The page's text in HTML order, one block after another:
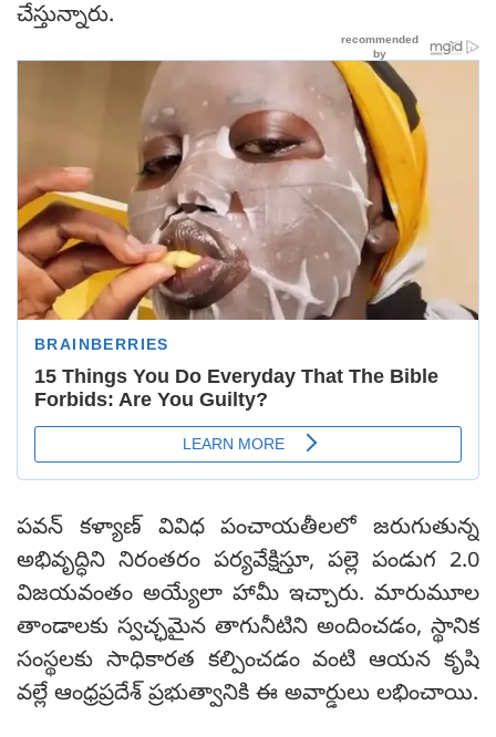
చేస్తున్నారు.
పవన్ కళ్యాణ్ వివిధ పంచాయతీలలో జరుగుతున్న
అభివృద్ధిని నిరంతరం పర్యవేక్షిస్తూ, పల్లె పండుగ 2.0
విజయవంతం అయ్యేలా హామీ ఇచ్చారు. మారుమూల
తాండాలకు స్వచ్ఛమైన తాగునీటిని అందించడం, స్థానిక
సంస్థలకు సాధికారత కల్పించడం వంటి ఆయన కృషి
వల్లే ఆంధ్రప్రదేశ్ ప్రభుత్వానికి ఈ అవార్డులు లభించాయి.